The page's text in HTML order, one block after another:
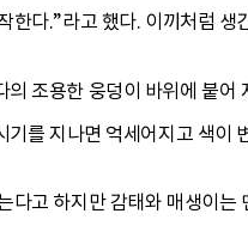
한다.”라고 했다. 이끼처럼
조용한 웅덩이 바위에 붙
를 지나면 억세어지고 색이
다고 하지만 감태와 매생이